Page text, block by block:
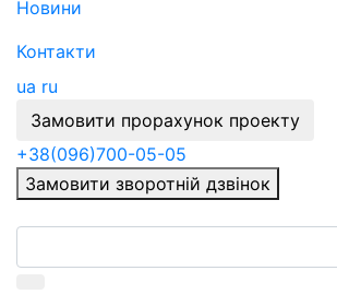
Новини
Контакти
ua ru
Замовити прорахунок проекту
+38(096)700-05-05
Замовити зворотній дзвінок